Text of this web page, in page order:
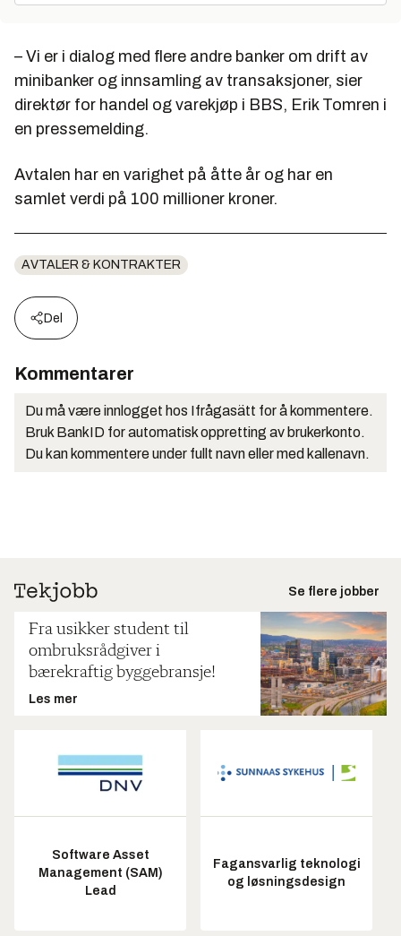
– Vi er i dialog med flere andre banker om drift av
minibanker og innsamling av transaksjoner, sier
direktør for handel og varekjøp i BBS, Erik Tomren i
en pressemelding.
Avtalen har en varighet på åtte år og har en
samlet verdi på 100 millioner kroner.
AVTALER & KONTRAKTER
Del
Kommentarer
Du må være innlogget hos Ifrågasätt for å kommentere.
Bruk BankID for automatisk oppretting av brukerkonto.
Du kan kommentere under fullt navn eller med kallenavn.
Se flere jobber
Fra usikker student til
ombruksrådgiver i
bærekraftig byggebransje!
Les mer
Software Asset
Management (SAM)
Lead
Fagansvarlig teknologi
og løsningsdesign